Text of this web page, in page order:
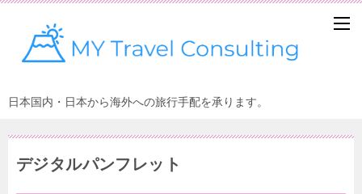
日本国内・日本から海外への旅行手配を承ります。
デジタルパンフレット